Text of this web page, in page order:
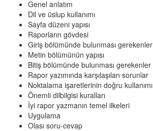
Genel anlatım
Dil ve üslup kullanımı
Sayfa düzeni yapısı
Raporların gövdesi
Giriş bölümünde bulunması gerekenler
Metin bölümünün yapısı
Bitiş bölümünde bulunması gerekenler
Rapor yazımında karşılaşılan sorunlar
Noktalama işaretlerinin doğru kullanımı
Önemli dilbilgisi kuralları
İyi rapor yazmanın temel ilkeleri
Uygulama
Olası soru-cevap